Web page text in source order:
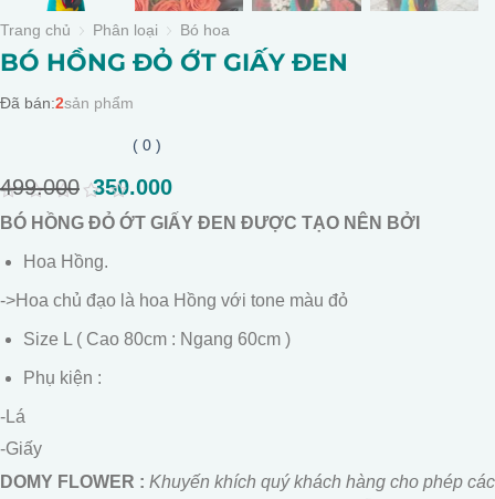
Trang chủ Phân loại Bó hoa
BÓ HỒNG ĐỎ ỚT GIẤY ĐEN
Đã bán:2sản phẩm
0
out
5
( 0 )
499.000 Giá
gốc
là:
499.000.
350.000
hiện
tại
BÓ HỒNG ĐỎ ỚT GIẤY ĐEN ĐƯỢC TẠO NÊN BỞI
Hoa Hồng.
->Hoa chủ đạo là hoa Hồng với tone màu đỏ
Size L ( Cao 80cm : Ngang 60cm )
Phụ kiện :
-Lá
-Giấy
DOMY FLOWER : Khuyến khích quý khách hàng cho phép các